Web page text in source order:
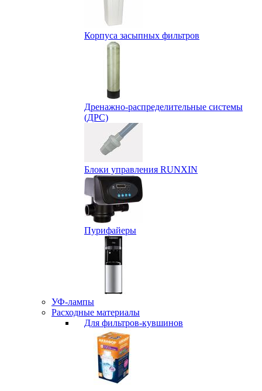
Корпуса засыпных фильтров
Дренажно-распределительные системы
(ДРС)
Блоки управления RUNXIN
Пурифайеры
УФ-лампы
Расходные материалы
Для фильтров-кувшинов